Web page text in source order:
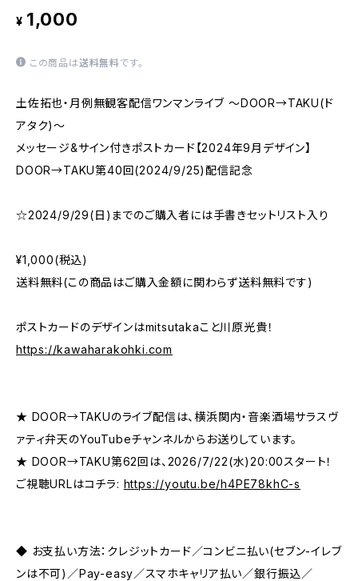
¥ 1,000
この商品は送料無料です。
土佐拓也・月例無観客配信ワンマンライブ ～DOOR→TAKU(ド
アタク)～
メッセージ&サイン付きポストカード【2024年9月デザイン】
DOOR→TAKU第40回(2024/9/25)配信記念
☆2024/9/29(日)までのご購入者には手書きセットリスト入り
¥1,000(税込)
送料無料(この商品はご購入金額に関わらず送料無料です)
ポストカードのデザインはmitsutakaこと川原光貴！
https://kawaharakohki.com
★ DOOR→TAKUのライブ配信は、横浜関内・音楽酒場サラスヴ
ァティ弁天のYouTubeチャンネルからお送りしています。
★ DOOR→TAKU第62回は、2026/7/22(水)20:00スタート！
ご視聴URLはコチラ: https://youtu.be/h4PE78khC-s
◆ お支払い方法：クレジットカード／コンビニ払い(セブン-イレブ
ンは不可)／Pay-easy／スマホキャリア払い／銀行振込／